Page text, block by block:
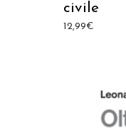
civile
12,99€